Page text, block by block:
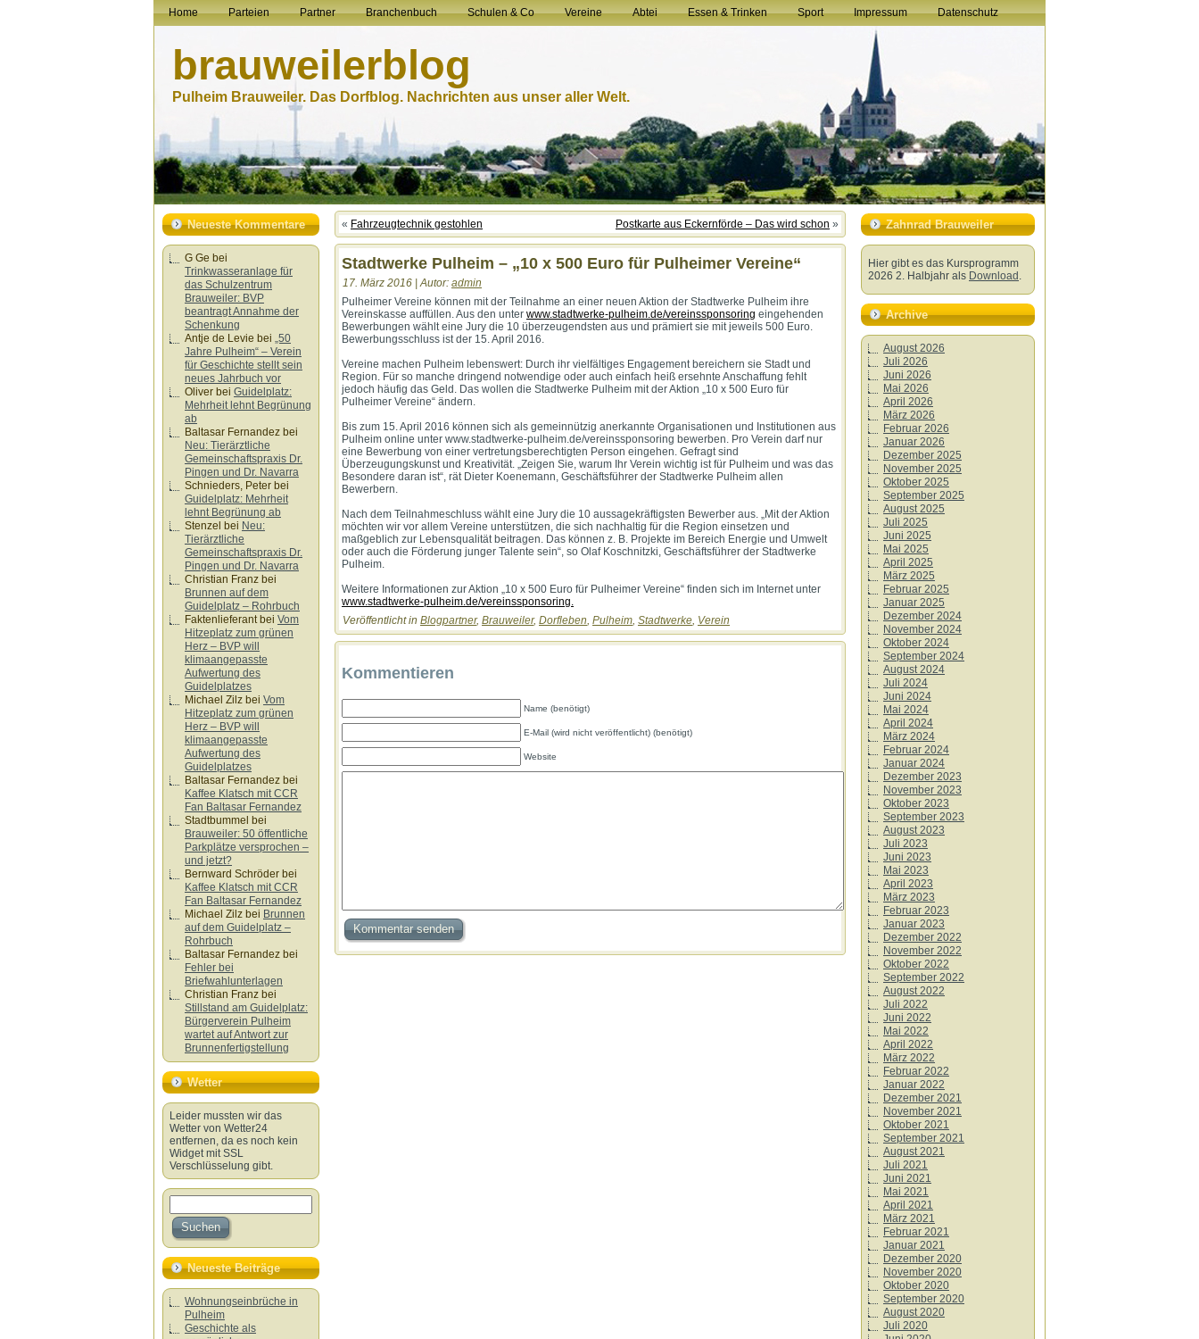
Home Parteien Partner Branchenbuch Schulen & Co Vereine Abtei Essen & Trinken Sport Impressum Datenschutz
brauweilerblog
Pulheim Brauweiler. Das Dorfblog. Nachrichten aus unser aller Welt.
Neueste Kommentare
G Ge bei
Trinkwasseranlage für
das Schulzentrum
Brauweiler: BVP
beantragt Annahme der
Schenkung
Antje de Levie bei „50
Jahre Pulheim“ – Verein
für Geschichte stellt sein
neues Jahrbuch vor
Oliver bei Guidelplatz:
Mehrheit lehnt Begrünung
ab
Baltasar Fernandez bei
Neu: Tierärztliche
Gemeinschaftspraxis Dr.
Pingen und Dr. Navarra
Schnieders, Peter bei
Guidelplatz: Mehrheit
lehnt Begrünung ab
Stenzel bei Neu:
Tierärztliche
Gemeinschaftspraxis Dr.
Pingen und Dr. Navarra
Christian Franz bei
Brunnen auf dem
Guidelplatz – Rohrbuch
Faktenlieferantbei Vom
Hitzeplatz zum grünen
Herz – BVP will
klimaangepasste
Aufwertung des
Guidelplatzes
Michael Zilz bei Vom
Hitzeplatz zum grünen
Herz – BVP will
klimaangepasste
Aufwertung des
Guidelplatzes
Baltasar Fernandez bei
Kaffee Klatsch mit CCR
Fan Baltasar Fernandez
Stadtbummel bei
Brauweiler: 50 öffentliche
Parkplätze versprochen –
und jetzt?
Bernward Schröder bei
Kaffee Klatsch mit CCR
Fan Baltasar Fernandez
Michael Zilz bei Brunnen
auf dem Guidelplatz –
Rohrbuch
Baltasar Fernandez bei
Fehler bei
Briefwahlunterlagen
Christian Franz bei
Stillstand am Guidelplatz:
Bürgerverein Pulheim
wartet auf Antwort zur
Brunnenfertigstellung
Wetter
Leider mussten wir das
Wetter von Wetter24
entfernen, da es noch kein
Widget mit SSL
Verschlüsselung gibt.
Neueste Beiträge
Wohnungseinbrüche in
Pulheim
Geschichte als
« Fahrzeugtechnik gestohlen Postkarte aus Eckernförde – Das wird schon »
Stadtwerke Pulheim – „10 x 500 Euro für Pulheimer Vereine“
17. März 2016 | Autor: admin
Pulheimer Vereine können mit der Teilnahme an einer neuen Aktion der Stadtwerke Pulheim ihre
Vereinskasse auffüllen. Aus den unter www.stadtwerke-pulheim.de/vereinssponsoring eingehenden
Bewerbungen wählt eine Jury die 10 überzeugendsten aus und prämiert sie mit jeweils 500 Euro.
Bewerbungsschluss ist der 15. April 2016.
Vereine machen Pulheim lebenswert: Durch ihr vielfältiges Engagement bereichern sie Stadt und
Region. Für so manche dringend notwendige oder auch einfach heiß ersehnte Anschaffung fehlt
jedoch häufig das Geld. Das wollen die Stadtwerke Pulheim mit der Aktion „10 x 500 Euro für
Pulheimer Vereine“ ändern.
Bis zum 15. April 2016 können sich als gemeinnützig anerkannte Organisationen und Institutionen aus
Pulheim online unter www.stadtwerke-pulheim.de/vereinssponsoring bewerben. Pro Verein darf nur
eine Bewerbung von einer vertretungsberechtigten Person eingehen. Gefragt sind
Überzeugungskunst und Kreativität. „Zeigen Sie, warum Ihr Verein wichtig ist für Pulheim und was das
Besondere daran ist“, rät Dieter Koenemann, Geschäftsführer der Stadtwerke Pulheim allen
Bewerbern.
Nach dem Teilnahmeschluss wählt eine Jury die 10 aussagekräftigsten Bewerber aus. „Mit der Aktion
möchten wir vor allem Vereine unterstützen, die sich nachhaltig für die Region einsetzen und
maßgeblich zur Lebensqualität beitragen. Das können z. B. Projekte im Bereich Energie und Umwelt
oder auch die Förderung junger Talente sein“, so Olaf Koschnitzki, Geschäftsführer der Stadtwerke
Pulheim.
Weitere Informationen zur Aktion „10 x 500 Euro für Pulheimer Vereine“ finden sich im Internet unter
www.stadtwerke-pulheim.de/vereinssponsoring.
Veröffentlicht in Blogpartner, Brauweiler, Dorfleben, Pulheim, Stadtwerke, Verein
Kommentieren
Name (benötigt)
E-Mail (wird nicht veröffentlicht) (benötigt)
Website
Zahnrad Brauweiler
Hier gibt es das Kursprogramm
2026 2. Halbjahr als Download .
Archive
August 2026
Juli 2026
Juni 2026
Mai 2026
April 2026
März 2026
Februar 2026
Januar 2026
Dezember 2025
November 2025
Oktober 2025
September 2025
August 2025
Juli 2025
Juni 2025
Mai 2025
April 2025
März 2025
Februar 2025
Januar 2025
Dezember 2024
November 2024
Oktober 2024
September 2024
August 2024
Juli 2024
Juni 2024
Mai 2024
April 2024
März 2024
Februar 2024
Januar 2024
Dezember 2023
November 2023
Oktober 2023
September 2023
August 2023
Juli 2023
Juni 2023
Mai 2023
April 2023
März 2023
Februar 2023
Januar 2023
Dezember 2022
November 2022
Oktober 2022
September 2022
August 2022
Juli 2022
Juni 2022
Mai 2022
April 2022
März 2022
Februar 2022
Januar 2022
Dezember 2021
November 2021
Oktober 2021
September 2021
August 2021
Juli 2021
Juni 2021
Mai 2021
April 2021
März 2021
Februar 2021
Januar 2021
Dezember 2020
November 2020
Oktober 2020
September 2020
August 2020
Juli 2020